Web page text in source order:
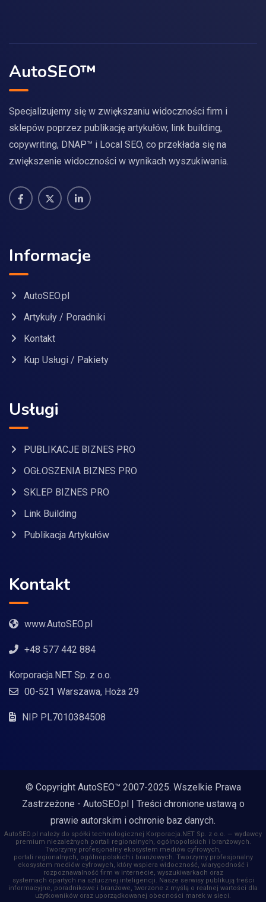
AutoSEO™
Specjalizujemy się w zwiększaniu widoczności firm i
sklepów poprzez publikację artykułów, link building,
copywriting, DNAP™ i Local SEO, co przekłada się na
zwiększenie widoczności w wynikach wyszukiwania.
Informacje
AutoSEO.pl
Artykuły / Poradniki
Kontakt
Kup Usługi / Pakiety
Usługi
PUBLIKACJE BIZNES PRO
OGŁOSZENIA BIZNES PRO
SKLEP BIZNES PRO
Link Building
Publikacja Artykułów
Kontakt
www.AutoSEO.pl
+48 577 442 884
Korporacja.NET Sp. z o.o.
00-521 Warszawa, Hoża 29
NIP PL7010384508
© Copyright AutoSEO™ 2007-2025. Wszelkie Prawa
Zastrzeżone - AutoSEO.pl| Treści chronione ustawą o
prawie autorskim i ochronie baz danych.
AutoSEO.pl należy do spółki technologicznej Korporacja.NET Sp. z o.o. — wydawcy
premium niezależnych portali regionalnych, ogólnopolskich i branżowych.
Tworzymy profesjonalny ekosystem mediów cyfrowych,
portali regionalnych, ogólnopolskich i branżowych. Tworzymy profesjonalny
ekosystem mediów cyfrowych, który wspiera widoczność, wiarygodność i
rozpoznawalność firm w internecie, wyszukiwarkach oraz
systemach opartych na sztucznej inteligencji. Nasze serwisy publikują treści
informacyjne, poradnikowe i branżowe, tworzone z myślą o realnej wartości dla
użytkowników oraz uporządkowanej obecności marek w sieci.